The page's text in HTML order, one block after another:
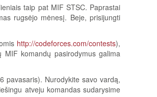
taip pat MIF STSC. Paprastai
rugsėjo mėnesį. Beje, prisijungti
http://codeforces.com/contests),
MIF komandų pasirodymus galima
pavasaris). Nurodykite savo vardą,
atveju komandas sudarysime